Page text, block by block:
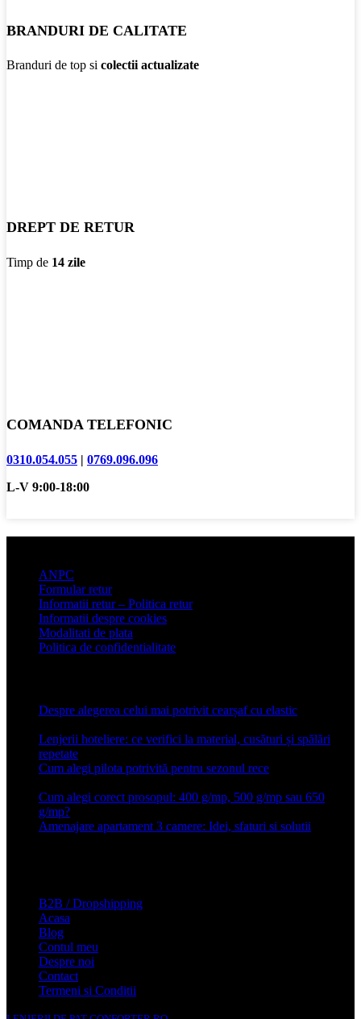
BRANDURI DE CALITATE
Branduri de top si colectii actualizate
DREPT DE RETUR
Timp de 14 zile
COMANDA TELEFONIC
0310.054.055 | 0769.096.096
L-V 9:00-18:00
ANPC
Formular retur
Informatii retur – Politica retur
Informatii despre cookies
Modalitati de plata
Politica de confidentialitate
Despre alegerea celui mai potrivit cearșaf cu elastic
Lenjerii hoteliere: ce verifici la material, cusături și spălări
repetate
Cum alegi pilota potrivită pentru sezonul rece
Cum alegi corect prosopul: 400 g/mp, 500 g/mp sau 650
g/mp?
Amenajare apartament 3 camere: Idei, sfaturi si solutii
B2B / Dropshipping
Acasa
Blog
Contul meu
Despre noi
Contact
Termeni si Conditii